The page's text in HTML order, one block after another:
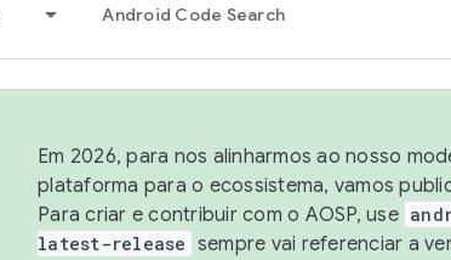
Android Code Search
Em 2026, para nos alinharmos ao nosso
plataforma para o ecossistema, vamos
Para criar e contribuir com o AOSP, use
latest-release sempre vai referenciar a